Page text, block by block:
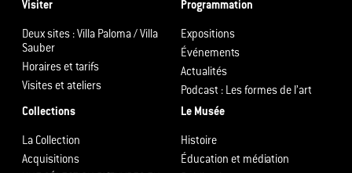
Visiter
Deux sites : Villa Paloma / Villa
Sauber
Horaires et tarifs
Visites et ateliers
Programmation
Expositions
Événements
Actualités
Podcast : Les formes de l’art
Collections
La Collection
Acquisitions
Le Musée
Histoire
Éducation et médiation